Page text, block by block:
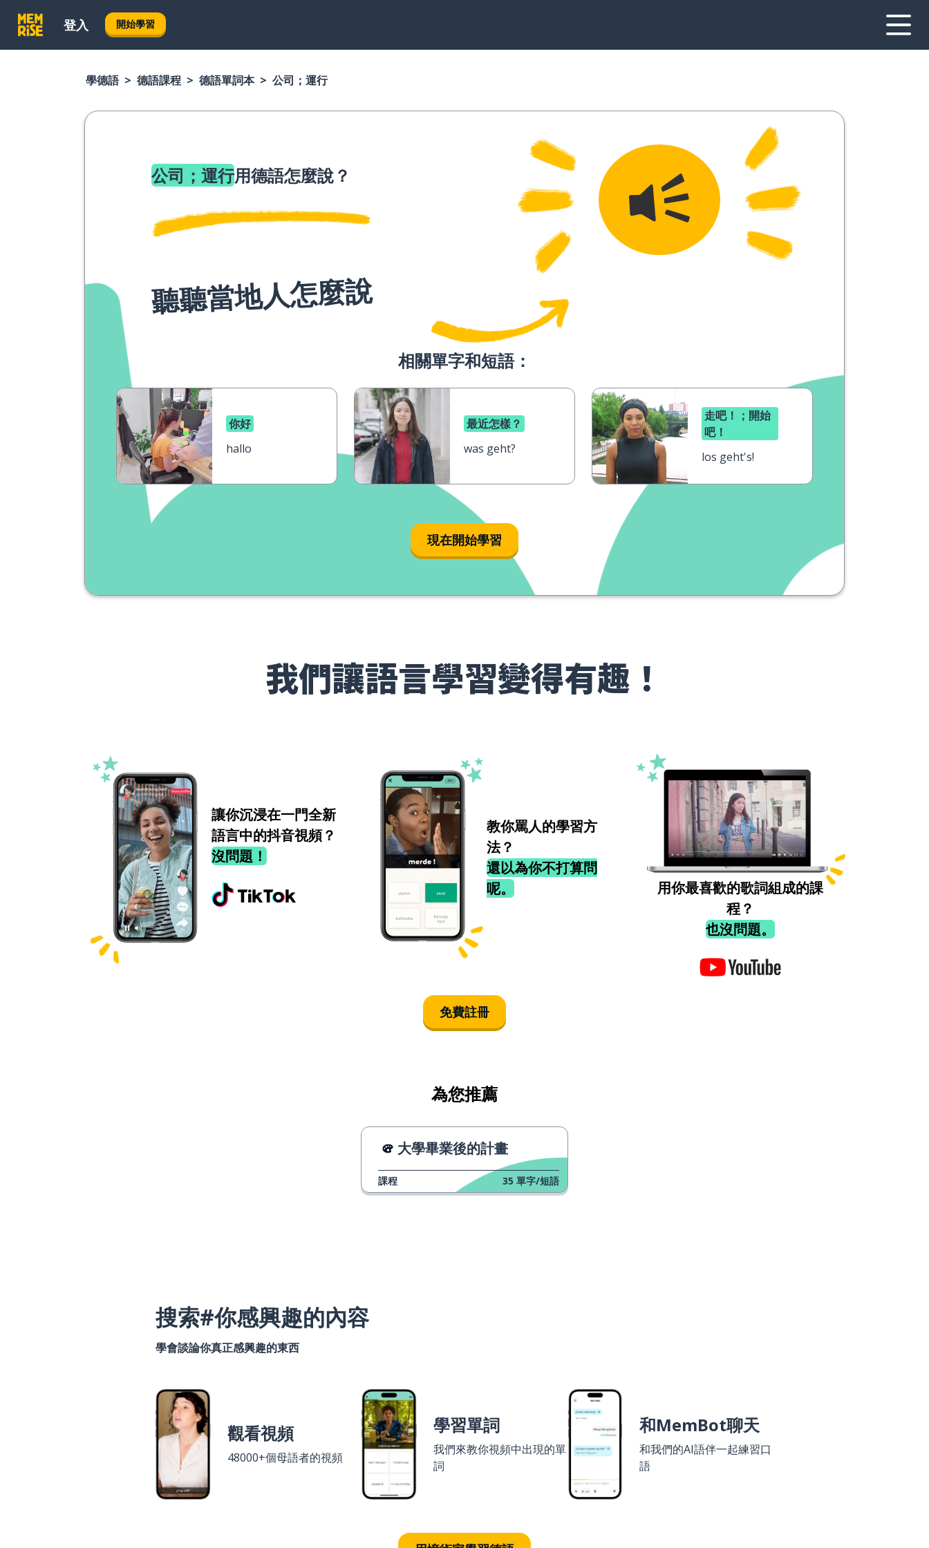
登入 開始學習
學德語 德語課程 德語單詞本 公司；運行
公司；運行用德語怎麼說？
聽聽當地人怎麼說
相關單字和短語：
你好
hallo
最近怎樣？
was geht?
走吧！；開始
吧！
los geht's!
現在開始學習
我們讓語言學習變得有趣！
讓你沉浸在一門全新
語言中的抖音視頻？
沒問題！
教你罵人的學習方
法？
還以為你不打算問
呢。
用你最喜歡的歌詞組成的課
程？
也沒問題。
免費註冊
為您推薦
大學畢業後的計畫
課程 35 單字/短語
搜索#你感興趣的內容
學會談論你真正感興趣的東西
觀看視頻
48000+個母語者的視頻
學習單詞
我們來教你視頻中出現的單
詞
和MemBot聊天
和我們的AI語伴一起練習口
語